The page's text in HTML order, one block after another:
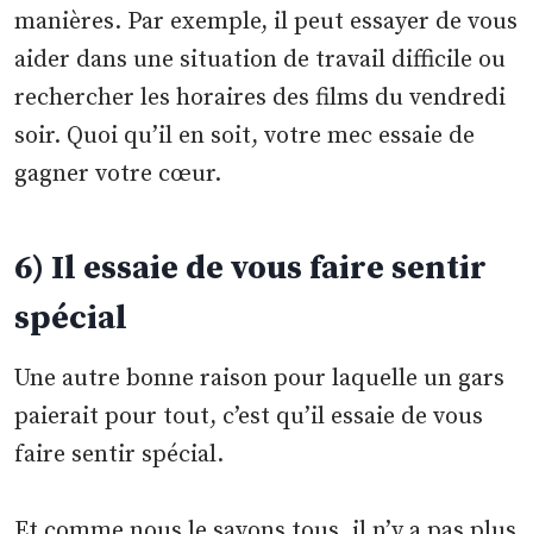
manières. Par exemple, il peut essayer de vous
aider dans une situation de travail difficile ou
rechercher les horaires des films du vendredi
soir. Quoi qu’il en soit, votre mec essaie de
gagner votre cœur.
6) Il essaie de vous faire sentir
spécial
Une autre bonne raison pour laquelle un gars
paierait pour tout, c’est qu’il essaie de vous
faire sentir spécial.